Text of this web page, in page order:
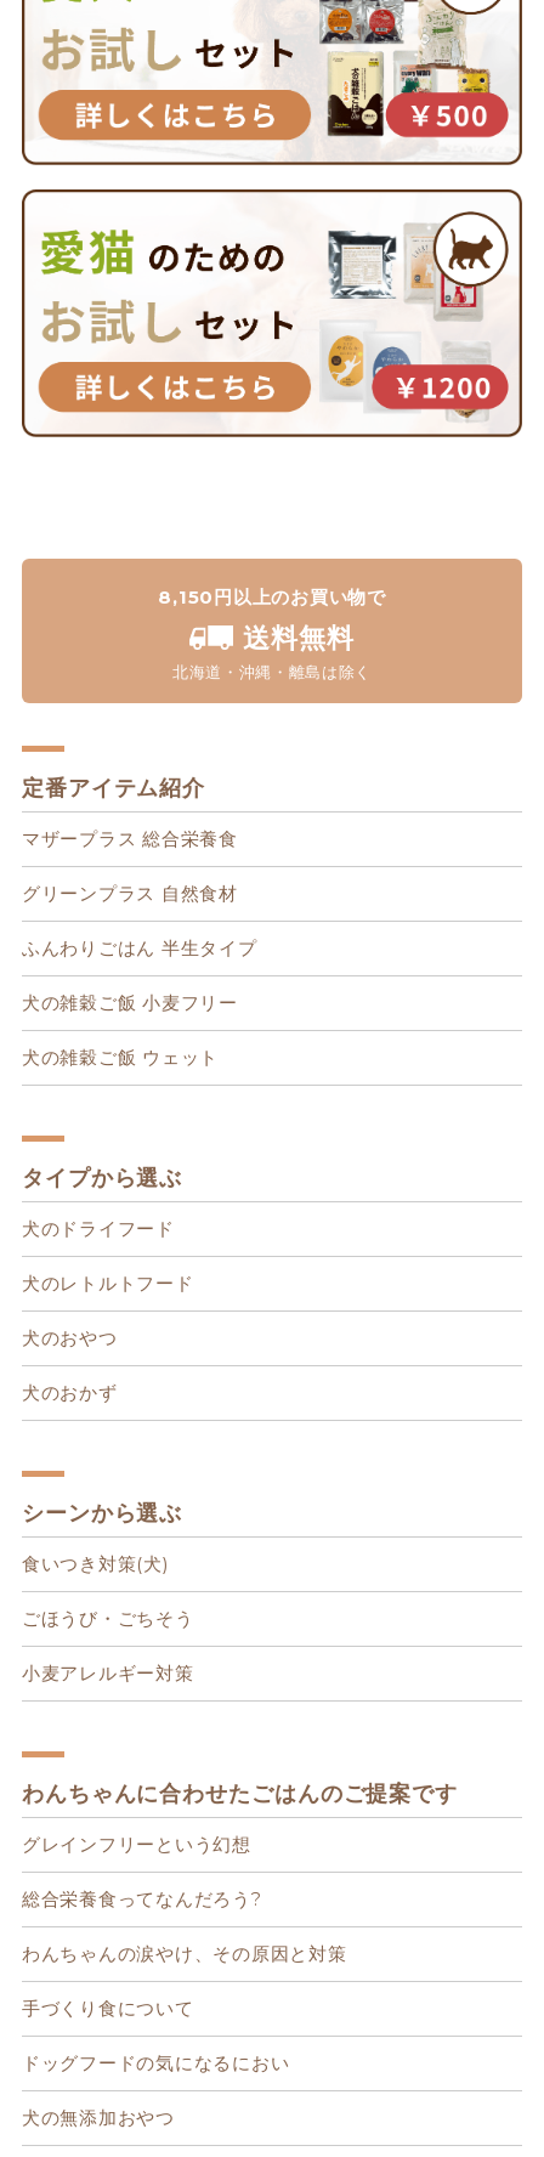
8,150円以上のお買い物で
送料無料
北海道・沖縄・離島は除く
定番アイテム紹介
マザープラス 総合栄養食
グリーンプラス 自然食材
ふんわりごはん 半生タイプ
犬の雑穀ご飯 小麦フリー
犬の雑穀ご飯 ウェット
タイプから選ぶ
犬のドライフード
犬のレトルトフード
犬のおやつ
犬のおかず
シーンから選ぶ
食いつき対策(犬)
ごほうび・ごちそう
小麦アレルギー対策
わんちゃんに合わせたごはんのご提案です
グレインフリーという幻想
総合栄養食ってなんだろう?
わんちゃんの涙やけ、その原因と対策
手づくり食について
ドッグフードの気になるにおい
犬の無添加おやつ